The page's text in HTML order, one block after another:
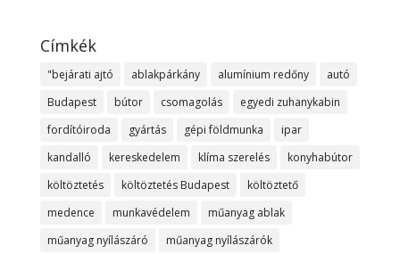
Címkék
"bejárati ajtó ablakpárkány alumínium redőny
autó
Budapest
bútor csomagolás
egyedi zuhanykabin
fordítóiroda
gyártás gépi földmunka
ipar
kandalló
kereskedelem klíma szerelés
konyhabútor
költöztetés
költöztetés Budapest
költöztető
medence
munkavédelem
műanyag ablak
műanyag nyílászáró
műanyag nyílászárók